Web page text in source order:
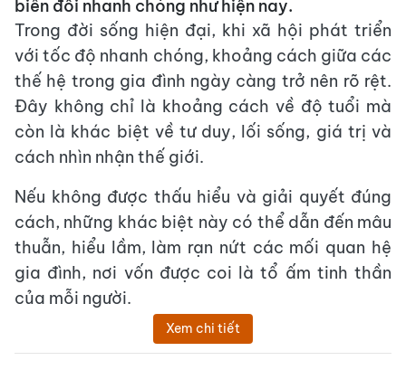
biến đổi nhanh chóng như hiện nay.
Trong đời sống hiện đại, khi xã hội phát triển
với tốc độ nhanh chóng, khoảng cách giữa các
thế hệ trong gia đình ngày càng trở nên rõ rệt.
Đây không chỉ là khoảng cách về độ tuổi mà
còn là khác biệt về tư duy, lối sống, giá trị và
cách nhìn nhận thế giới.
Nếu không được thấu hiểu và giải quyết đúng
cách, những khác biệt này có thể dẫn đến mâu
thuẫn, hiểu lầm, làm rạn nứt các mối quan hệ
gia đình, nơi vốn được coi là tổ ấm tinh thần
của mỗi người.
Xem chi tiết